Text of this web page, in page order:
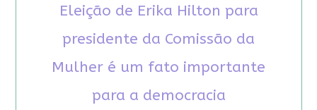
Eleição de Erika Hilton para
presidente da Comissão da
Mulher é um fato importante
para a democracia